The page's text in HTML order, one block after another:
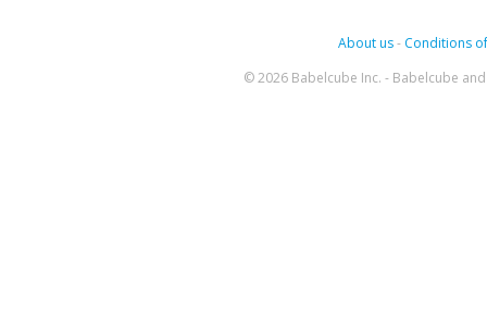
About us- Conditions
© 2026 Babelcube Inc. - Babelcube